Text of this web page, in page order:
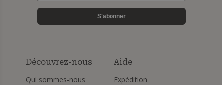
S'abonner
Découvrez-nous
Qui sommes-nous
Aide
Expédition